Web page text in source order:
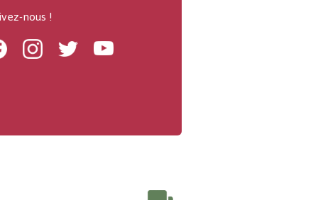
nous !
FacebookInstagramTwitter Youtube